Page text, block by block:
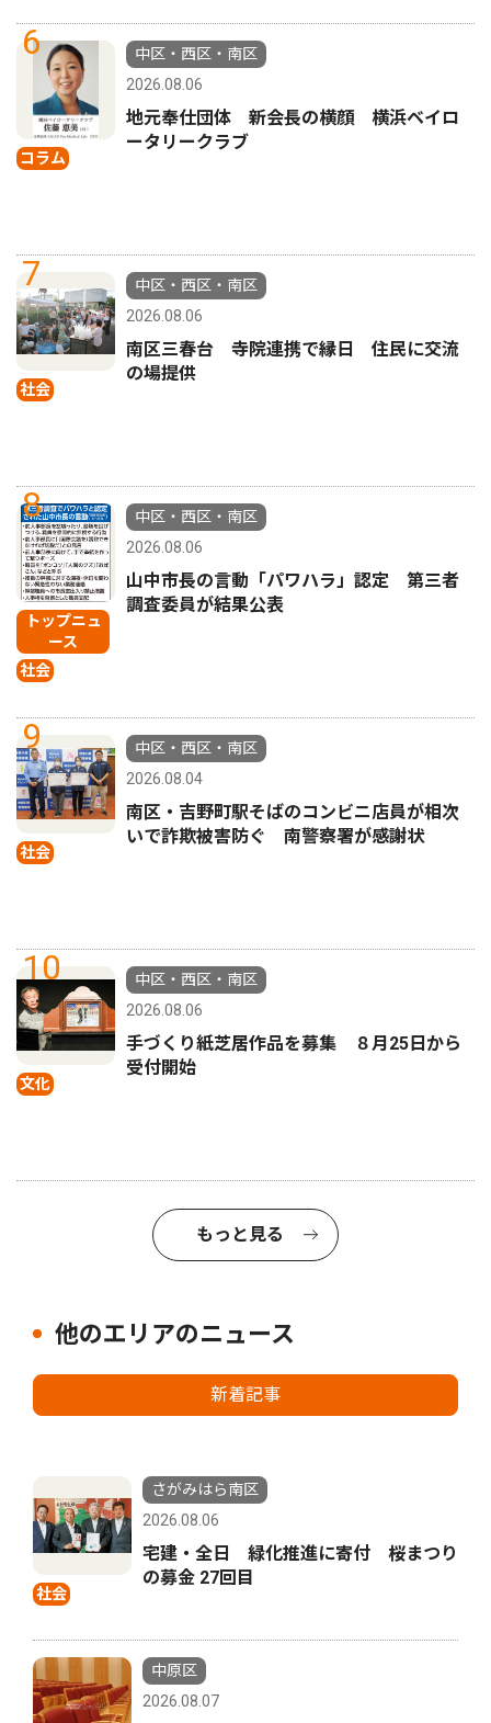
6
コラム
中区・西区・南区
2026.08.06
地元奉仕団体 新会長の横顔 横浜ベイロ
ータリークラブ
7
社会
中区・西区・南区
2026.08.06
南区三春台 寺院連携で縁日 住民に交流
の場提供
8
トップニュ
ース
社会
中区・西区・南区
2026.08.06
山中市長の言動「パワハラ」認定 第三者
調査委員が結果公表
9
社会
中区・西区・南区
2026.08.04
南区・吉野町駅そばのコンビニ店員が相次
いで詐欺被害防ぐ 南警察署が感謝状
10
文化
中区・西区・南区
2026.08.06
手づくり紙芝居作品を募集 ８月25日から
受付開始
もっと見る
他のエリアのニュース
新着記事
社会
さがみはら南区
2026.08.06
宅建・全日 緑化推進に寄付 桜まつり
の募金 27回目
中原区
2026.08.07